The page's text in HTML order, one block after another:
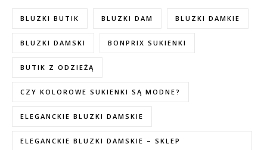
BLUZKI BUTIK BLUZKI DAM BLUZKI DAMKIE
BLUZKI DAMSKI BONPRIX SUKIENKI
BUTIK Z ODZIEŻĄ
CZY KOLOROWE SUKIENKI SĄ MODNE?
ELEGANCKIE BLUZKI DAMSKIE
ELEGANCKIE BLUZKI DAMSKIE – SKLEP